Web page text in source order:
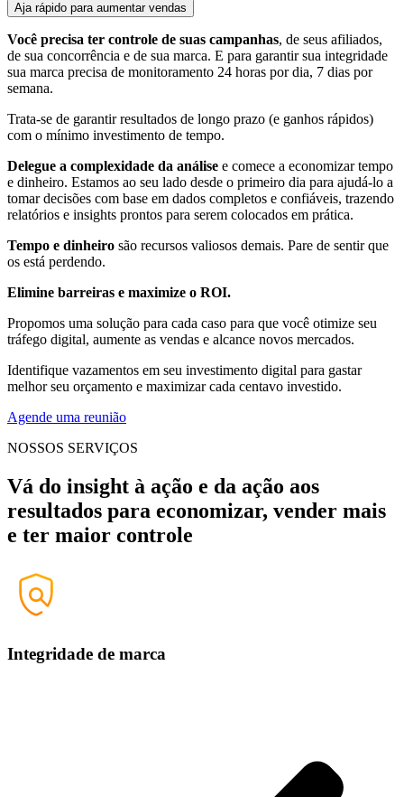
Aja rápido para aumentar vendas
Você precisa ter controle de suas campanhas, de seus afiliados,
de sua concorrência e de sua marca. E para garantir sua integridade
sua marca precisa de monitoramento 24 horas por dia, 7 dias por
semana.
Trata-se de garantir resultados de longo prazo (e ganhos rápidos)
com o mínimo investimento de tempo.
Delegue a complexidade da análise e comece a economizar tempo
e dinheiro. Estamos ao seu lado desde o primeiro dia para ajudá-lo a
tomar decisões com base em dados completos e confiáveis, trazendo
relatórios e insights prontos para serem colocados em prática.
Tempo e dinheiro são recursos valiosos demais. Pare de sentir que
os está perdendo.
Elimine barreiras e maximize o ROI.
Propomos uma solução para cada caso para que você otimize seu
tráfego digital, aumente as vendas e alcance novos mercados.
Identifique vazamentos em seu investimento digital para gastar
melhor seu orçamento e maximizar cada centavo investido.
Agende uma reunião
NOSSOS SERVIÇOS
Vá do insight à ação e da ação aos
resultados para economizar, vender mais
e ter maior controle
Integridade de marca